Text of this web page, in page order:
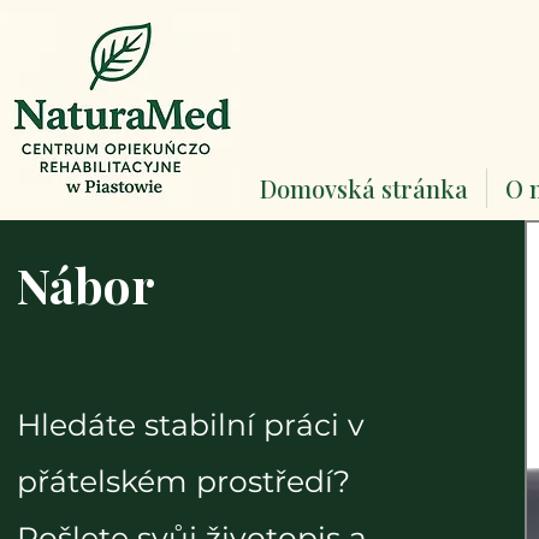
Domovská stránka O
Nábor
Hledáte stabilní práci v
přátelském prostředí?